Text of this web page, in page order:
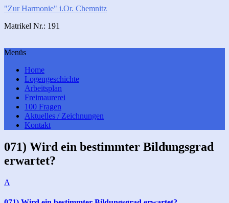
"Zur Harmonie" i.Or. Chemnitz
Matrikel Nr.: 191
Menüs
Home
Logengeschichte
Arbeitsplan
Freimaurerei
100 Fragen
Aktuelles / Zeichnungen
Kontakt
071) Wird ein bestimmter Bildungsgrad
erwartet?
A